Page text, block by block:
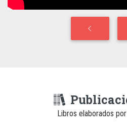
Libros elaborados